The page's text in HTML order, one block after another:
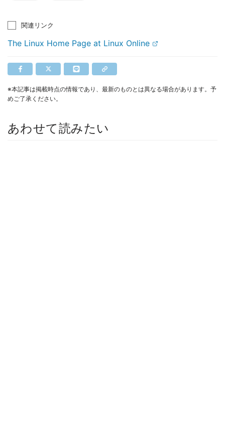
関連リンク
The Linux Home Page at Linux Online
※本記事は掲載時点の情報であり、最新のものとは異なる場合があります。予
めご了承ください。
あわせて読みたい